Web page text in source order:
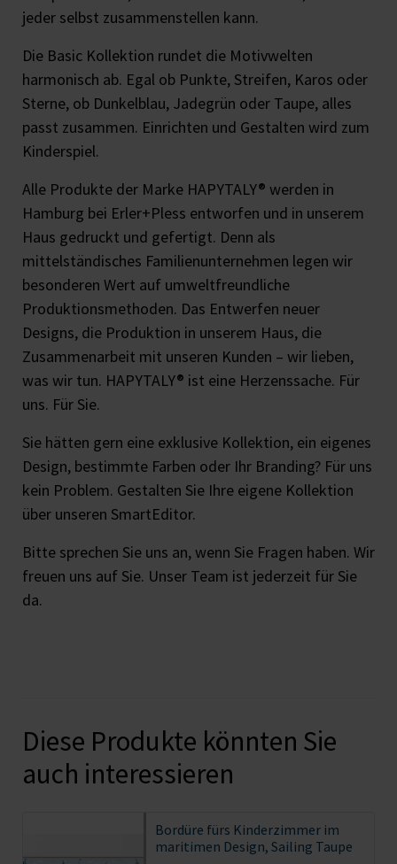
jeder selbst zusammenstellen kann.
Die Basic Kollektion rundet die Motivwelten
harmonisch ab. Egal ob Punkte, Streifen, Karos oder
Sterne, ob Dunkelblau, Jadegrün oder Taupe, alles
passt zusammen. Einrichten und Gestalten wird zum
Kinderspiel.
Alle Produkte der Marke HAPYTALY® werden in
Hamburg bei Erler+Pless entworfen und in unserem
Haus gedruckt und gefertigt. Denn als
mittelständisches Familienunternehmen legen wir
besonderen Wert auf umweltfreundliche
Produktionsmethoden. Das Entwerfen neuer
Designs, die Produktion in unserem Haus, die
Zusammenarbeit mit unseren Kunden – wir lieben,
was wir tun. HAPYTALY® ist eine Herzenssache. Für
uns. Für Sie.
Sie hätten gern eine exklusive Kollektion, ein eigenes
Design, bestimmte Farben oder Ihr Branding? Für uns
kein Problem. Gestalten Sie Ihre eigene Kollektion
über unseren SmartEditor.
Bitte sprechen Sie uns an, wenn Sie Fragen haben. Wir
freuen uns auf Sie. Unser Team ist jederzeit für Sie
da.
Diese Produkte könnten Sie
auch interessieren
Bordüre fürs Kinderzimmer im
maritimen Design, Sailing Taupe